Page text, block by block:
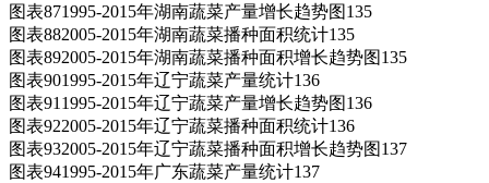
图表871995-2015年湖南蔬菜产量增长趋势图135
图表882005-2015年湖南蔬菜播种面积统计135
图表892005-2015年湖南蔬菜播种面积增长趋势图135
图表901995-2015年辽宁蔬菜产量统计136
图表911995-2015年辽宁蔬菜产量增长趋势图136
图表922005-2015年辽宁蔬菜播种面积统计136
图表932005-2015年辽宁蔬菜播种面积增长趋势图137
图表941995-2015年广东蔬菜产量统计137